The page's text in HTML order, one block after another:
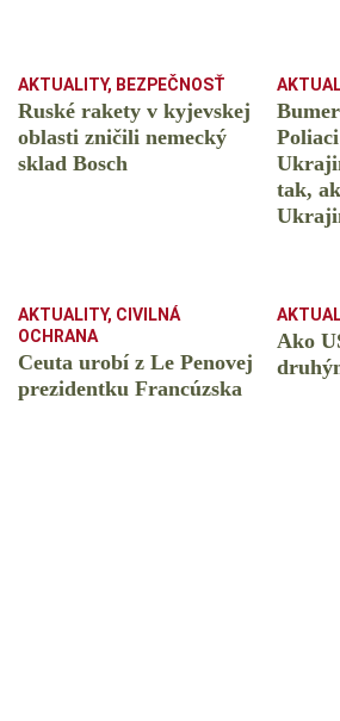
AKTUALITY, BEZPEČNOSŤ
Ruské rakety v kyjevskej
oblasti zničili nemecký
sklad Bosch
tak,
AKTUALITY, CIVILNÁ
OCHRANA
Ceuta urobí z Le Penovej
prezidentku Francúzska
Ako